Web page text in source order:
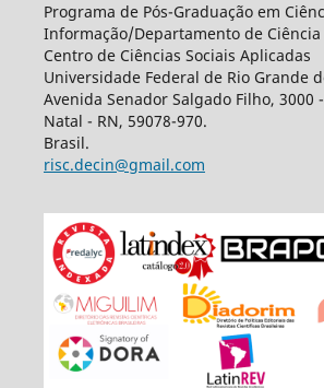
Programa de Pós-Graduação em
Informação/Departamento de
Centro de Ciências Sociais Aplicadas
Universidade Federal de Rio Grande
Avenida Senador Salgado Filho, 3000
Natal - RN, 59078-970.
Brasil.
risc.decin@gmail.com